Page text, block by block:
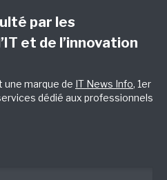
par les
et de l’innovation
marque de IT News Info, 1er
dédié aux professionnels